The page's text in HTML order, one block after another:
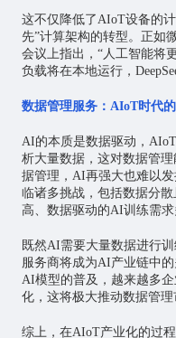
这不仅降低了AIoT设备的
先”计算架构的转型。正如
会议上指出，“人工智能将
负载将在本地运行，
数据管理服务：AIoT时代
AI的本质是数据驱动，
析大量数据，这对数据管
据管理，AI再强大也难以
临诸多挑战，包括数据分
高、数据驱动的AI训练需求
既然AI需要大量数据进行
服务商将成为AI产业链中的
AI模型的普及，越来越多
化，这将极大推动数据管理
综上，在AIoT产业化的过